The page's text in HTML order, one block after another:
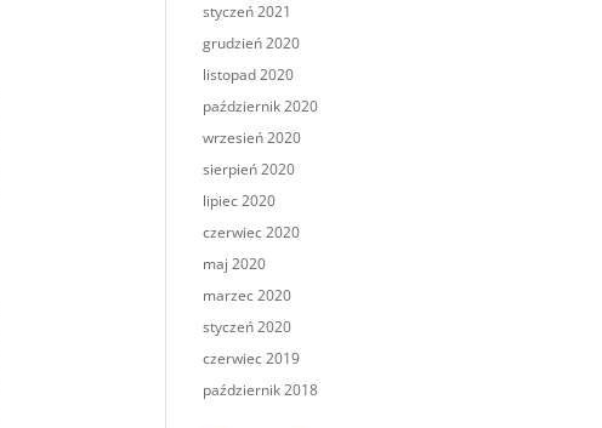
styczeń 2021
grudzień 2020
listopad 2020
październik 2020
wrzesień 2020
sierpień 2020
lipiec 2020
czerwiec 2020
maj 2020
marzec 2020
styczeń 2020
czerwiec 2019
październik 2018